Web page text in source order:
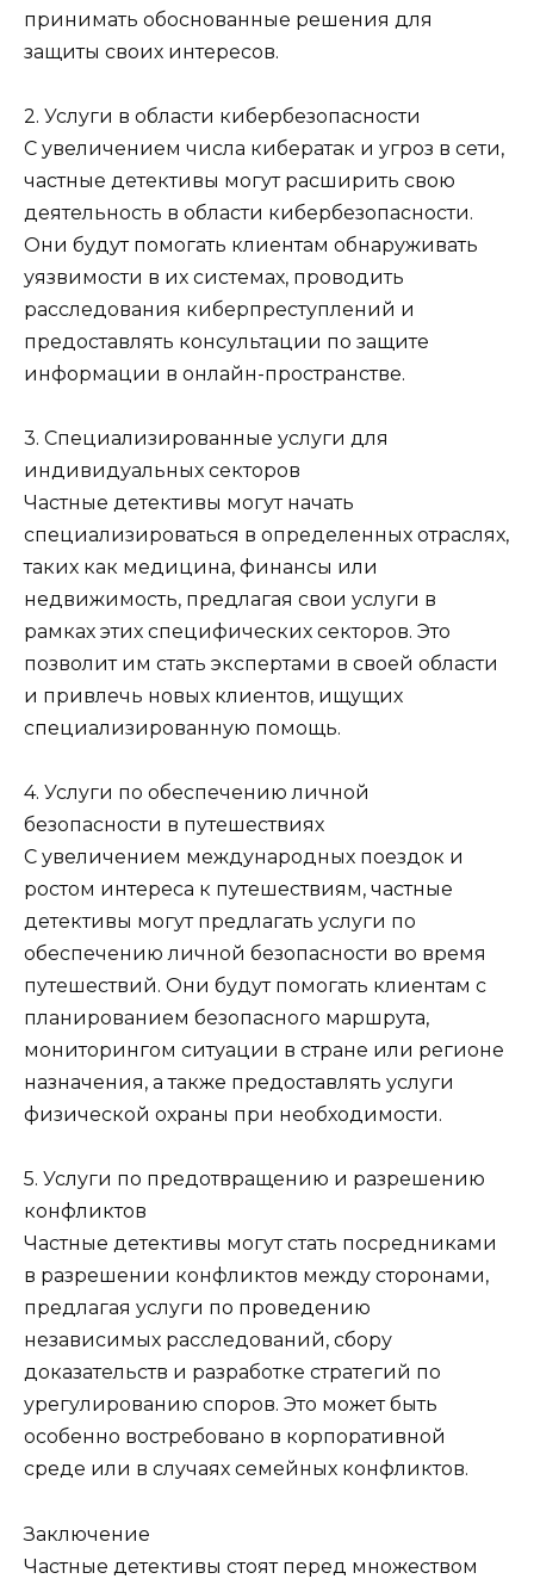
принимать обоснованные решения для
защиты своих интересов.
2. Услуги в области кибербезопасности
С увеличением числа кибератак и угроз в сети,
частные детективы могут расширить свою
деятельность в области кибербезопасности.
Они будут помогать клиентам обнаруживать
уязвимости в их системах, проводить
расследования киберпреступлений и
предоставлять консультации по защите
информации в онлайн-пространстве.
3. Специализированные услуги для
индивидуальных секторов
Частные детективы могут начать
специализироваться в определенных отраслях,
таких как медицина, финансы или
недвижимость, предлагая свои услуги в
рамках этих специфических секторов. Это
позволит им стать экспертами в своей области
и привлечь новых клиентов, ищущих
специализированную помощь.
4. Услуги по обеспечению личной
безопасности в путешествиях
С увеличением международных поездок и
ростом интереса к путешествиям, частные
детективы могут предлагать услуги по
обеспечению личной безопасности во время
путешествий. Они будут помогать клиентам с
планированием безопасного маршрута,
мониторингом ситуации в стране или регионе
назначения, а также предоставлять услуги
физической охраны при необходимости.
5. Услуги по предотвращению и разрешению
конфликтов
Частные детективы могут стать посредниками
в разрешении конфликтов между сторонами,
предлагая услуги по проведению
независимых расследований, сбору
доказательств и разработке стратегий по
урегулированию споров. Это может быть
особенно востребовано в корпоративной
среде или в случаях семейных конфликтов.
Заключение
Частные детективы стоят перед множеством